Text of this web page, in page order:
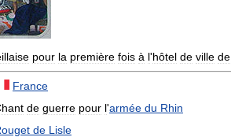
pour la première fois à l'hôtel de ville de
France
de guerre pour l'armée du Rhin
de Lisle